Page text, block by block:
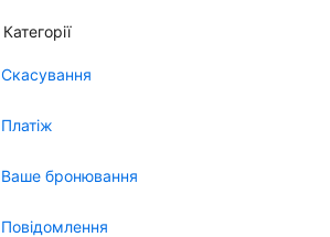
Категорії
Скасування
Платіж
Ваше бронювання
Повідомлення